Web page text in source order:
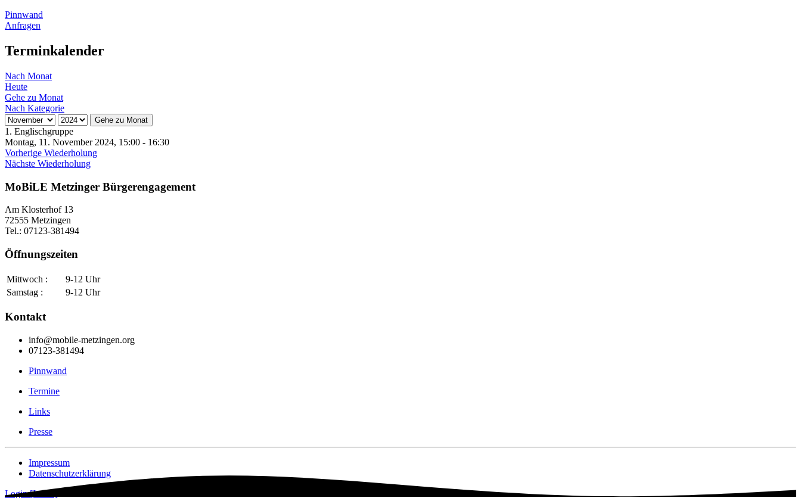
Pinnwand
Anfragen
Terminkalender
Nach Monat
Heute
Gehe zu Monat
Nach Kategorie
Gehe zu Monat
1. Englischgruppe
Montag, 11. November 2024, 15:00 - 16:30
Vorherige Wiederholung
Nächste Wiederholung
MoBiLE Metzinger Bürgerengagement
Am Klosterhof 13
72555 Metzingen
Tel.: 07123-381494
Öffnungszeiten
Mittwoch :
9-12 Uhr
Samstag :
9-12 Uhr
Kontakt
info@mobile-metzingen.org
07123-381494
Pinnwand
Termine
Links
Presse
Impressum
Datenschutzerklärung
Login [Intern]